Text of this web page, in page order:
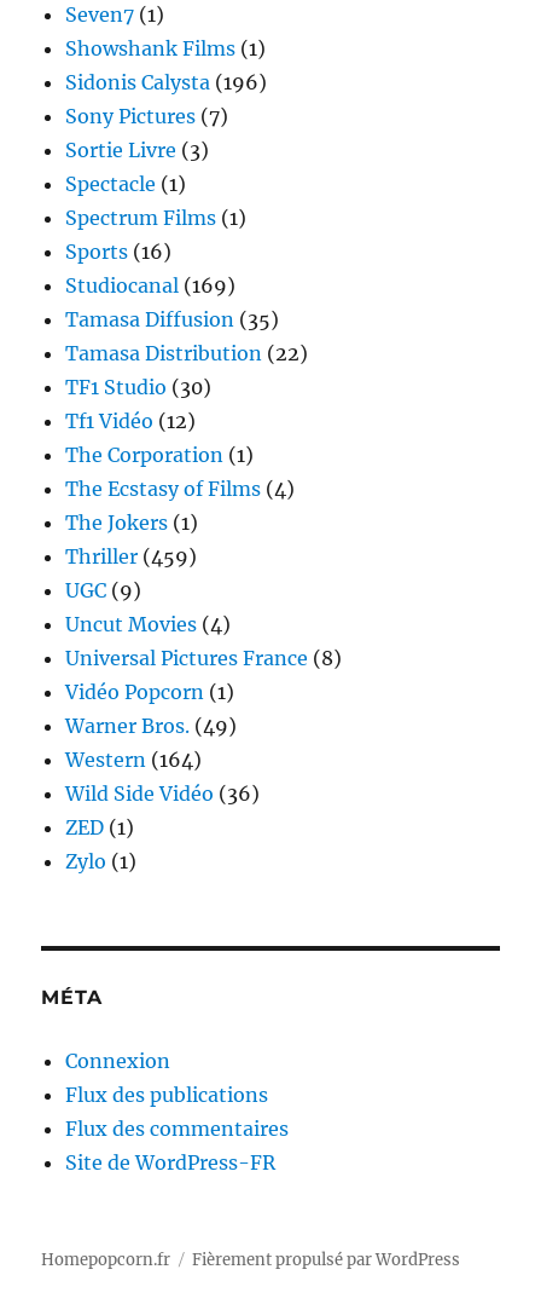
Seven7 (1)
Showshank Films (1)
Sidonis Calysta (196)
Sony Pictures (7)
Sortie Livre (3)
Spectacle (1)
Spectrum Films (1)
Sports (16)
Studiocanal (169)
Tamasa Diffusion (35)
Tamasa Distribution (22)
TF1 Studio (30)
Tf1 Vidéo (12)
The Corporation (1)
The Ecstasy of Films (4)
The Jokers (1)
Thriller (459)
UGC (9)
Uncut Movies (4)
Universal Pictures France (8)
Vidéo Popcorn (1)
Warner Bros. (49)
Western (164)
Wild Side Vidéo (36)
ZED (1)
Zylo (1)
MÉTA
Connexion
Flux des publications
Flux des commentaires
Site de WordPress-FR
Homepopcorn.fr Fièrement propulsé par WordPress